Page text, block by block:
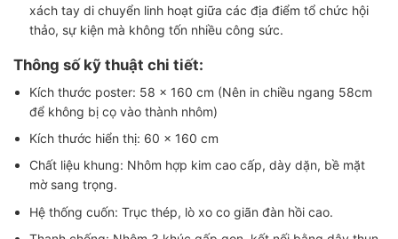
xách tay di chuyển linh hoạt giữa các địa điểm tổ chức hội
thảo, sự kiện mà không tốn nhiều công sức.
Thông số kỹ thuật chi tiết:
Kích thước poster: 58 x 160 cm (Nên in chiều ngang 58cm
để không bị cọ vào thành nhôm)
Kích thước hiển thị: 60 x 160 cm
Chất liệu khung: Nhôm hợp kim cao cấp, dày dặn, bề mặt
mờ sang trọng.
Hệ thống cuốn: Trục thép, lò xo co giãn đàn hồi cao.